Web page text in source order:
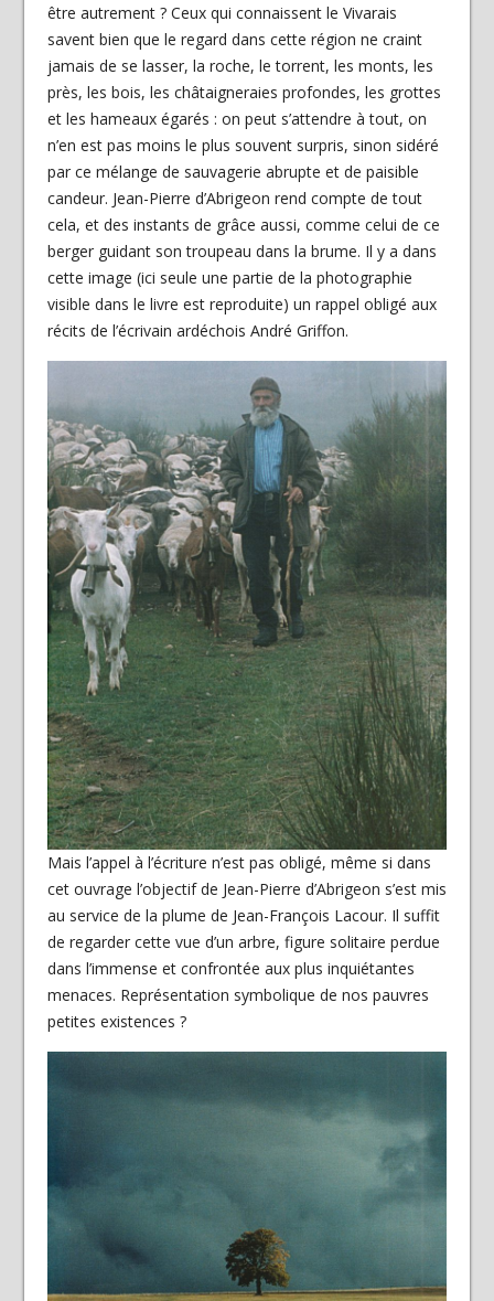
être autrement ? Ceux qui connaissent le Vivarais
savent bien que le regard dans cette région ne craint
jamais de se lasser, la roche, le torrent, les monts, les
près, les bois, les châtaigneraies profondes, les grottes
et les hameaux égarés : on peut s’attendre à tout, on
n’en est pas moins le plus souvent surpris, sinon sidéré
par ce mélange de sauvagerie abrupte et de paisible
candeur. Jean-Pierre d’Abrigeon rend compte de tout
cela, et des instants de grâce aussi, comme celui de ce
berger guidant son troupeau dans la brume. Il y a dans
cette image (ici seule une partie de la photographie
visible dans le livre est reproduite) un rappel obligé aux
récits de l’écrivain ardéchois André Griffon.
Mais l’appel à l’écriture n’est pas obligé, même si dans
cet ouvrage l’objectif de Jean-Pierre d’Abrigeon s’est mis
au service de la plume de Jean-François Lacour. Il suffit
de regarder cette vue d’un arbre, figure solitaire perdue
dans l’immense et confrontée aux plus inquiétantes
menaces. Représentation symbolique de nos pauvres
petites existences ?